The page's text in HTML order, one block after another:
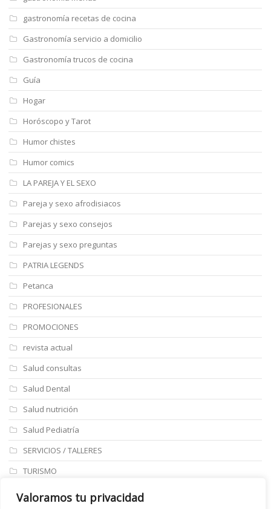
Valoramos tu privacidad
gastronomía recetas de cocina
Gastronomía servicio a domicilio
Gastronomía trucos de cocina
Guía
Hogar
Horóscopo y Tarot
Humor chistes
Humor comics
LA PAREJA Y EL SEXO
Pareja y sexo afrodisiacos
Parejas y sexo consejos
Parejas y sexo preguntas
PATRIA LEGENDS
Petanca
PROFESIONALES
PROMOCIONES
revista actual
Salud consultas
Salud Dental
Salud nutrición
Salud Pediatría
SERVICIOS / TALLERES
TURISMO
ULTIMAS NOTICIAS